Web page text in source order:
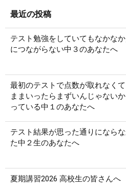
最近の投稿
テスト勉強をしていてもなかな
につながらない中３のあなたへ
最初のテストで点数が取れなく
ままいったらまずいんじゃない
っている中１のあなたへ
テスト結果が思った通りになら
た中２生のあなたへ
夏期講習2026 高校生の皆さんへ